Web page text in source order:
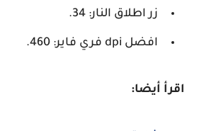
زر اطلاق النار: 34.
افضل dpi فري فاير: 460.
اقرأ أيضا: